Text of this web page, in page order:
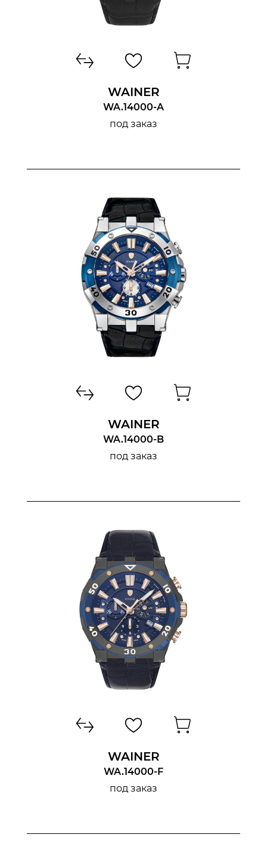
WAINER
WA.14000-A
под заказ
WAINER
WA.14000-B
под заказ
WAINER
WA.14000-F
под заказ